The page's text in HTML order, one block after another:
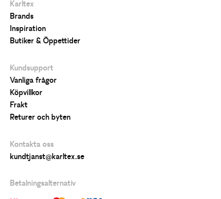
Karltex
Brands
Inspiration
Butiker & Öppettider
Kundsupport
Vanliga frågor
Köpvillkor
Frakt
Returer och byten
Kontakta oss
kundtjanst@karltex.se
Betalningsalternativ